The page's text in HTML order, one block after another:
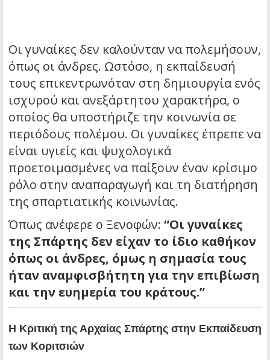
Οι γυναίκες δεν καλούνταν να πολεμήσουν,
όπως οι άνδρες. Ωστόσο, η εκπαίδευσή
τους επικεντρωνόταν στη δημιουργία ενός
ισχυρού και ανεξάρτητου χαρακτήρα, ο
οποίος θα υποστήριζε την κοινωνία σε
περιόδους πολέμου. Οι γυναίκες έπρεπε να
είναι υγιείς και ψυχολογικά
προετοιμασμένες να παίξουν έναν κρίσιμο
ρόλο στην αναπαραγωγή και τη διατήρηση
της σπαρτιατικής κοινωνίας.
Όπως ανέφερε ο Ξενοφών: “Οι γυναίκες
της Σπάρτης δεν είχαν το ίδιο καθήκον
όπως οι άνδρες, όμως η σημασία τους
ήταν αναμφισβήτητη για την επιβίωση
και την ευημερία του κράτους.”
Η Κριτική της Αρχαίας Σπάρτης στην Εκπαίδευση
των Κοριτσιών